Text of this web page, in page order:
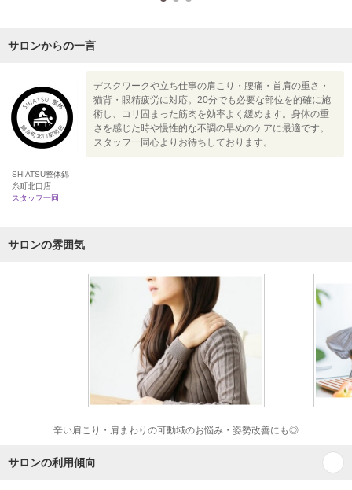
サロンからの一言
SHIATSU整体錦
糸町北口店
スタッフ一同
デスクワークや立ち仕事の肩こり・腰痛・首肩の重さ・
猫背・眼精疲労に対応。20分でも必要な部位を的確に施
術し、コリ固まった筋肉を効率よく緩めます。身体の重
さを感じた時や慢性的な不調の早めのケアに最適です。
スタッフ一同心よりお待ちしております。
サロンの雰囲気
辛い肩こり・肩まわりの可動域のお悩み・姿勢改善にも◎
サロンの利用傾向